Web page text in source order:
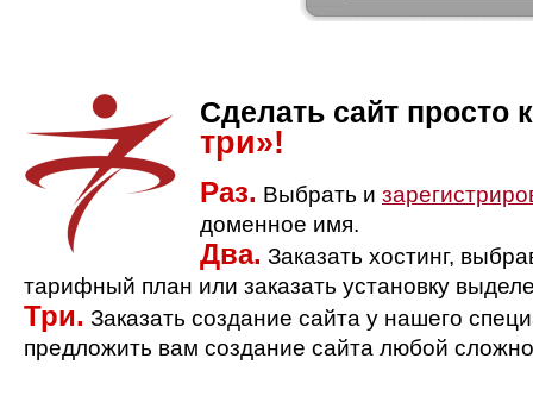
Сделать сайт просто
три»!
Раз. Выбрать и
доменное имя.
Два. Заказать хостинг,
тарифный план или заказать установку
Три. Заказать создание сайта у нашего
предложить вам создание сайта любой